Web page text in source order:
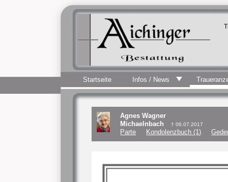
Startseite Infos / News
Agnes Wagner
Michaelnbach
† 06.07.2017
Parte Kondolenzbuch (1)